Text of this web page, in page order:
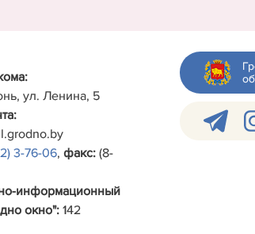
ул. Ленина, 5
3-76-06, факс: (8-
информационный
окно":142